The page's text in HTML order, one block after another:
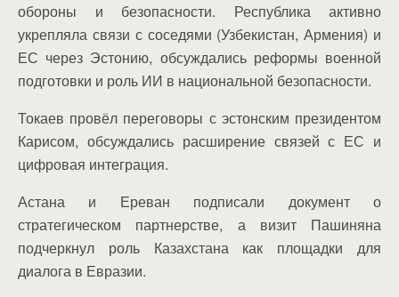
обороны и безопасности. Республика активно
укрепляла связи с соседями (Узбекистан, Армения) и
ЕС через Эстонию, обсуждались реформы военной
подготовки и роль ИИ в национальной безопасности.
Токаев провёл переговоры с эстонским президентом
Карисом, обсуждались расширение связей с ЕС и
цифровая интеграция.
Астана и Ереван подписали документ о
стратегическом партнерстве, а визит Пашиняна
подчеркнул роль Казахстана как площадки для
диалога в Евразии.